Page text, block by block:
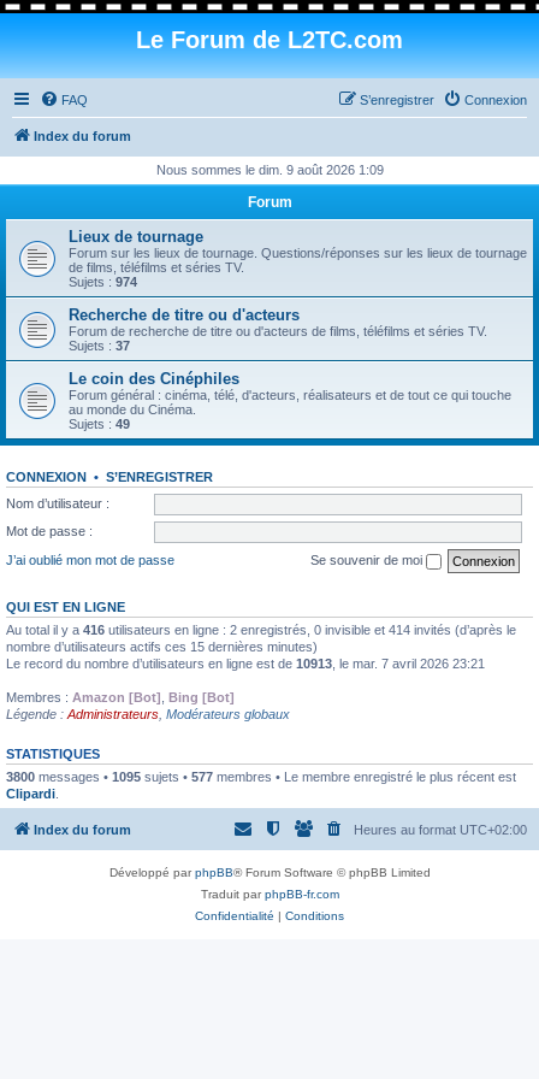
Le Forum de L2TC.com
FAQ Connexion
S’enregistrer
Index du forum
Nous sommes le dim. 9 août 2026 1:09
Forum
Lieux de tournage
Forum sur les lieux de tournage. Questions/réponses sur les lieux de tournage
de films, téléfilms et séries TV.
Sujets : 974
Recherche de titre ou d'acteurs
Forum de recherche de titre ou d'acteurs de films, téléfilms et séries TV.
Sujets : 37
Le coin des Cinéphiles
Forum général : cinéma, télé, d'acteurs, réalisateurs et de tout ce qui touche
au monde du Cinéma.
Sujets : 49
CONNEXION • S’ENREGISTRER
Nom d’utilisateur :
Mot de passe :
J’ai oublié mon mot de passe
Se souvenir de moi
QUI EST EN LIGNE
Au total il y a 416 utilisateurs en ligne : 2 enregistrés, 0 invisible et 414 invités (d’après le
nombre d’utilisateurs actifs ces 15 dernières minutes)
Le record du nombre d’utilisateurs en ligne est de 10913 , le mar. 7 avril 2026 23:21
Membres : Amazon [Bot] Bing [Bot]
Légende : Administrateurs Modérateurs globaux
STATISTIQUES
3800 messages • 1095 sujets • 577 membres • Le membre enregistré le plus récent est
Clipardi
Index du forum Heures au format UTC+02:00
Développé parphpBB® Forum Software © phpBB Limited
Traduit parphpBB-fr.com
Confidentialité | Conditions